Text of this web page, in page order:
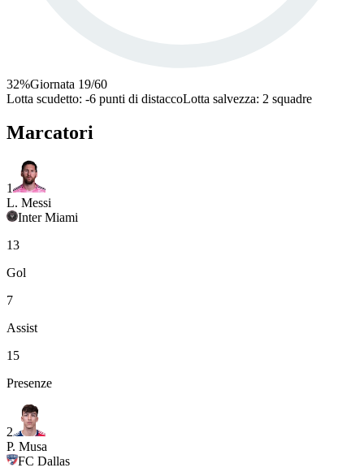
32%Giornata 19/60
Lotta scudetto: -6 punti di distaccoLotta salvezza: 2 squadre
Marcatori
1
L. Messi
Inter Miami
13
Gol
7
Assist
15
Presenze
2
P. Musa
FC Dallas